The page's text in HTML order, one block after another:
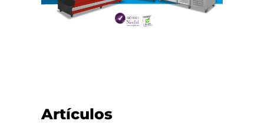
Artículos